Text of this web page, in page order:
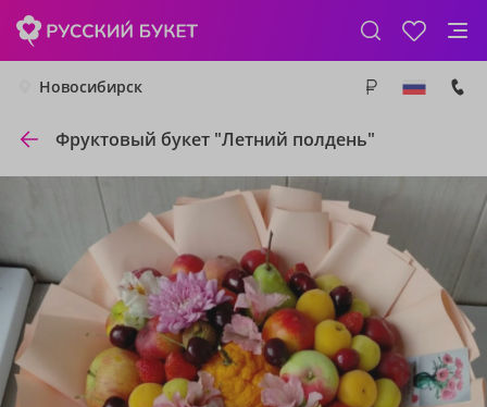
Новосибирск
Фруктовый букет "Летний полдень"